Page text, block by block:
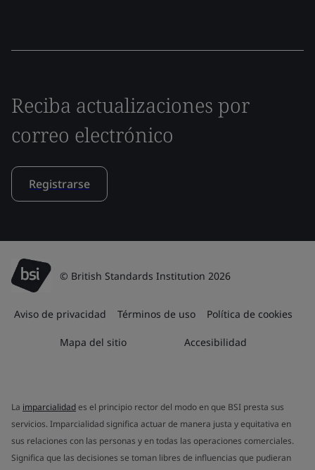
Reciba actualizaciones por
correo electrónico
Registrarse
© British Standards Institution 2026
Aviso de privacidad Términos de uso Política de cookies
Mapa del sitio Accesibilidad
La imparcialidades el principio rector del modo en que BSI presta sus
servicios. Imparcialidad significa actuar de manera justa y equitativa en
sus relaciones con las personas y en todas las operaciones comerciales.
Significa que las decisiones se toman libres de influencias que pudieran